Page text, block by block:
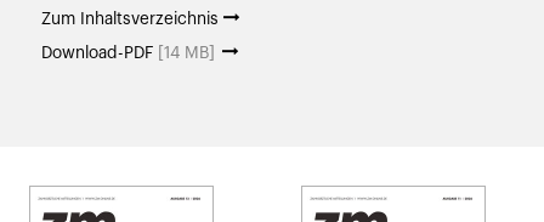
Zum Inhaltsverzeichnis
Download-PDF [14 MB]